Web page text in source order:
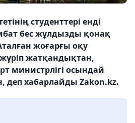
студенттері енді
бес жұлдызды қонақ
жоғарғы оқу
жатқандықтан,
министрлігі осындай
деп хабарлайды Zakon.kz.